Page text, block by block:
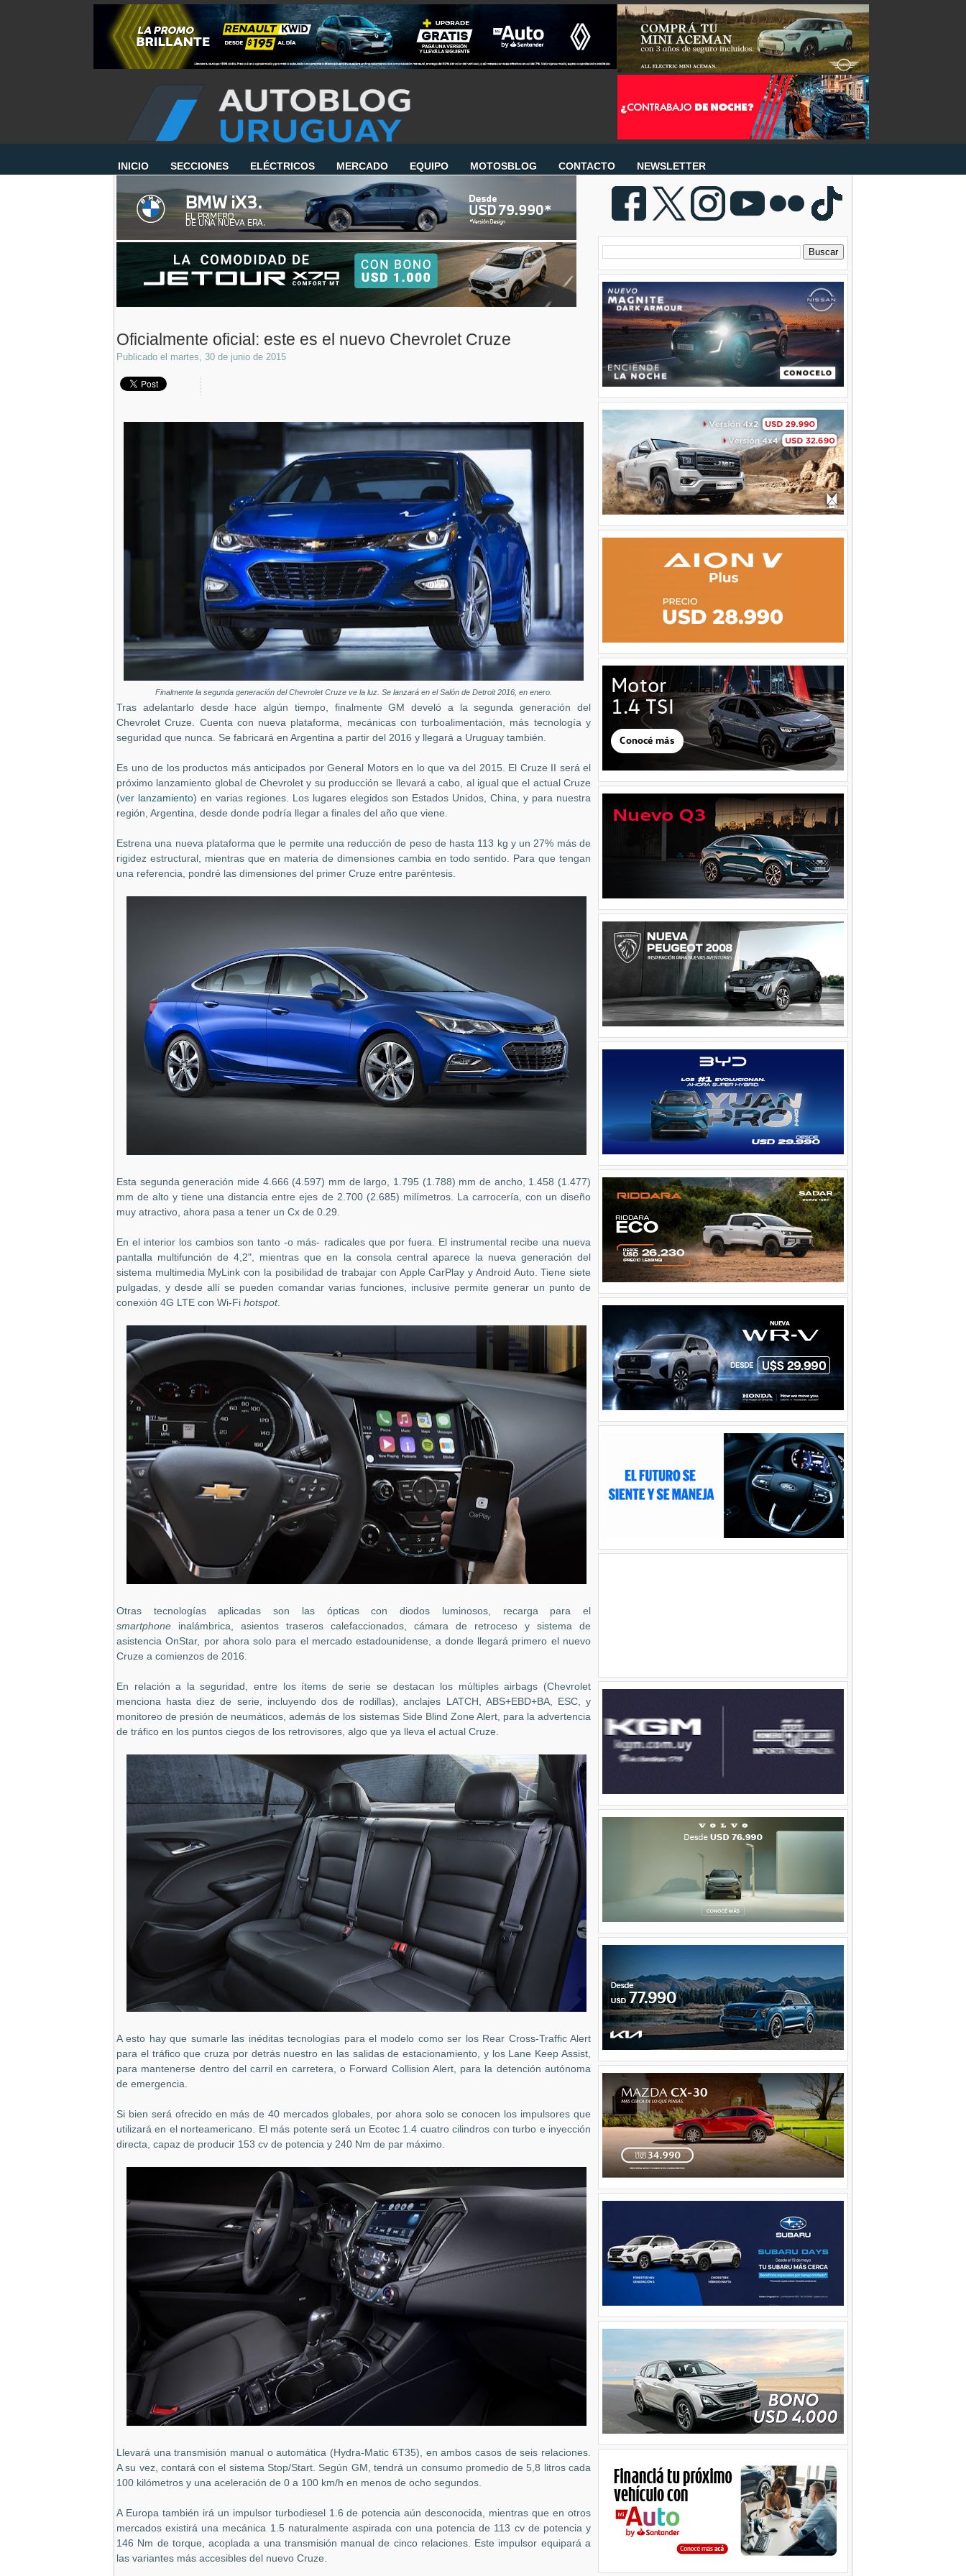
INICIO SECCIONES ELÉCTRICOS MERCADO EQUIPO MOTOSBLOG CONTACTO NEWSLETTER
Oficialmente oficial: este es el nuevo Chevrolet Cruze
Publicado el martes, 30 de junio de 2015
Finalmente la segunda generación del Chevrolet Cruze ve la luz. Se lanzará en el Salón de Detroit 2016, en enero.
Tras adelantarlo desde hace algún tiempo, finalmente GM develó a la segunda generación del
Chevrolet Cruze. Cuenta con nueva plataforma, mecánicas con turboalimentación, más tecnología y
seguridad que nunca. Se fabricará en Argentina a partir del 2016 y llegará a Uruguay también.
Es uno de los productos más anticipados por General Motors en lo que va del 2015. El Cruze II será el
próximo lanzamiento global de Chevrolet y su producción se llevará a cabo, al igual que el actual Cruze
(ver lanzamiento) en varias regiones. Los lugares elegidos son Estados Unidos, China, y para nuestra
región, Argentina, desde donde podría llegar a finales del año que viene.
Estrena una nueva plataforma que le permite una reducción de peso de hasta 113 kg y un 27% más de
rigidez estructural, mientras que en materia de dimensiones cambia en todo sentido. Para que tengan
una referencia, pondré las dimensiones del primer Cruze entre paréntesis.
Esta segunda generación mide 4.666 (4.597) mm de largo, 1.795 (1.788) mm de ancho, 1.458 (1.477)
mm de alto y tiene una distancia entre ejes de 2.700 (2.685) milímetros. La carrocería, con un diseño
muy atractivo, ahora pasa a tener un Cx de 0.29.
En el interior los cambios son tanto -o más- radicales que por fuera. El instrumental recibe una nueva
pantalla multifunción de 4,2", mientras que en la consola central aparece la nueva generación del
sistema multimedia MyLink con la posibilidad de trabajar con Apple CarPlay y Android Auto. Tiene siete
pulgadas, y desde allí se pueden comandar varias funciones, inclusive permite generar un punto de
conexión 4G LTE con Wi-Fi hotspot.
Otras tecnologías aplicadas son las ópticas con diodos luminosos, recarga para el
smartphone inalámbrica, asientos traseros calefaccionados, cámara de retroceso y sistema de
asistencia OnStar, por ahora solo para el mercado estadounidense, a donde llegará primero el nuevo
Cruze a comienzos de 2016.
En relación a la seguridad, entre los ítems de serie se destacan los múltiples airbags (Chevrolet
menciona hasta diez de serie, incluyendo dos de rodillas), anclajes LATCH, ABS+EBD+BA, ESC, y
monitoreo de presión de neumáticos, además de los sistemas Side Blind Zone Alert, para la advertencia
de tráfico en los puntos ciegos de los retrovisores, algo que ya lleva el actual Cruze.
A esto hay que sumarle las inéditas tecnologías para el modelo como ser los Rear Cross-Traffic Alert
para el tráfico que cruza por detrás nuestro en las salidas de estacionamiento, y los Lane Keep Assist,
para mantenerse dentro del carril en carretera, o Forward Collision Alert, para la detención autónoma
de emergencia.
Si bien será ofrecido en más de 40 mercados globales, por ahora solo se conocen los impulsores que
utilizará en el norteamericano. El más potente será un Ecotec 1.4 cuatro cilindros con turbo e inyección
directa, capaz de producir 153 cv de potencia y 240 Nm de par máximo.
Llevará una transmisión manual o automática (Hydra-Matic 6T35), en ambos casos de seis relaciones.
A su vez, contará con el sistema Stop/Start. Según GM, tendrá un consumo promedio de 5,8 litros cada
100 kilómetros y una aceleración de 0 a 100 km/h en menos de ocho segundos.
A Europa también irá un impulsor turbodiesel 1.6 de potencia aún desconocida, mientras que en otros
mercados existirá una mecánica 1.5 naturalmente aspirada con una potencia de 113 cv de potencia y
146 Nm de torque, acoplada a una transmisión manual de cinco relaciones. Este impulsor equipará a
las variantes más accesibles del nuevo Cruze.